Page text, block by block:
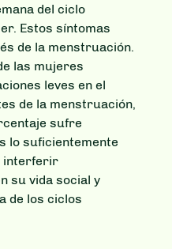
del ciclo
Estos síntomas
de la menstruación.
las mujeres
leves en el
de la menstruación,
sufre
lo suficientemente
interferir
su vida social y
de los ciclos